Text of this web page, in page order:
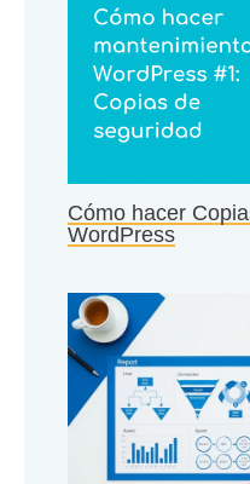
Cómo hacer
WordPress